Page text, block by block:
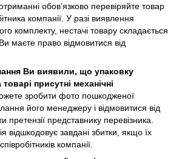
обов’язково перевіряйте товар
компанії. У разі виявлення
комплекту, нестачі товару складається
Ви маєте право відмовитися від
Ви виявили, що упаковку
присутні механічні
зробити фото пошкодженої
його менеджеру і відмовитися від
претензії представнику перевізника.
відшкодовує завдані збитки, якщо їх
компанії.